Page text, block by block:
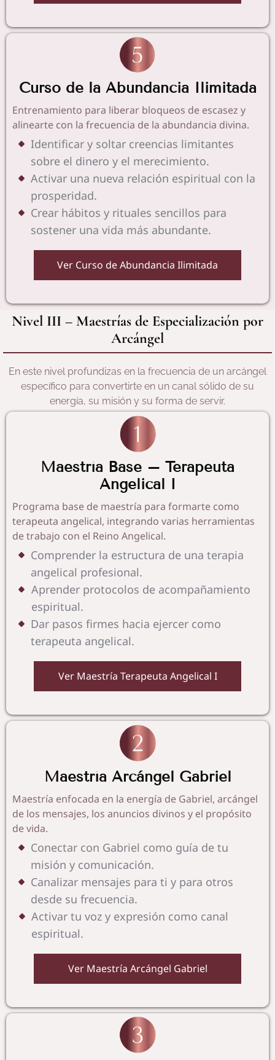
Curso de la Abundancia Ilimitada
Entrenamiento para liberar bloqueos de escasez y
alinearte con la frecuencia de la abundancia divina.
Identificar y soltar creencias limitantes
sobre el dinero y el merecimiento.
Activar una nueva relación espiritual con la
prosperidad.
Crear hábitos y rituales sencillos para
sostener una vida más abundante.
Ver Curso de Abundancia Ilimitada
Nivel III – Maestrías de Especialización por
Arcángel
En este nivel profundizas en la frecuencia de un arcángel
específico para convertirte en un canal sólido de su
energía, su misión y su forma de servir.
Maestría Base – Terapeuta
Angelical I
Programa base de maestría para formarte como
terapeuta angelical, integrando varias herramientas
de trabajo con el Reino Angelical.
Comprender la estructura de una terapia
angelical profesional.
Aprender protocolos de acompañamiento
espiritual.
Dar pasos firmes hacia ejercer como
terapeuta angelical.
Ver Maestría Terapeuta Angelical I
Maestría Arcángel Gabriel
Maestría enfocada en la energía de Gabriel, arcángel
de los mensajes, los anuncios divinos y el propósito
de vida.
Conectar con Gabriel como guía de tu
misión y comunicación.
Canalizar mensajes para ti y para otros
desde su frecuencia.
Activar tu voz y expresión como canal
espiritual.
Ver Maestría Arcángel Gabriel